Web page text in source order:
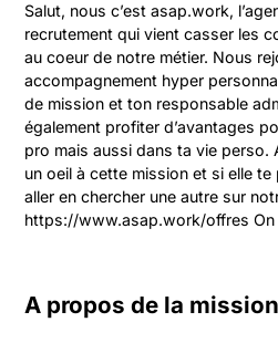
Salut, nous c’est asap.work,
recrutement qui vient casser les
au coeur de notre métier. Nous
accompagnement hyper
de mission et ton responsable
également profiter d’avantages
pro mais aussi dans ta vie perso.
un oeil à cette mission et si elle
aller en chercher une autre sur
https://www.asap.work/offres On
A propos de la mission